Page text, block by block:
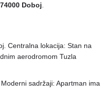
Doboj
Centralna lokacija: Stan na
aerodromom Tuzla
sadržaji: Apartman ima